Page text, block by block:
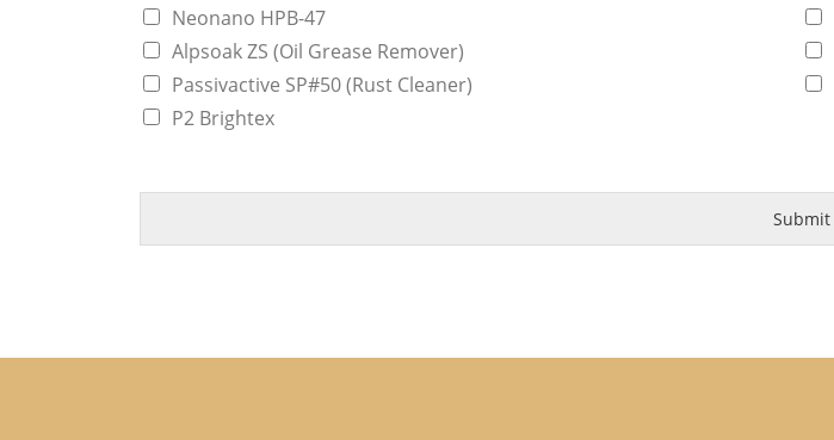
Neonano HPB-47
Alpsoak ZS (Oil Grease Remover)
Passivactive SP#50 (Rust Cleaner)
P2 Brightex
Submit